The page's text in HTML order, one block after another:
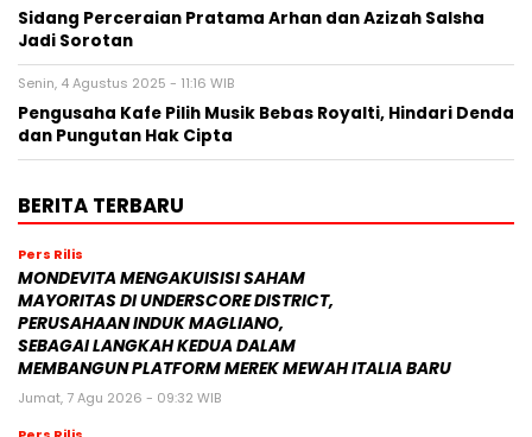
Sidang Perceraian Pratama Arhan dan Azizah Salsha
Jadi Sorotan
Senin, 4 Agustus 2025 - 11:16 WIB
Pengusaha Kafe Pilih Musik Bebas Royalti, Hindari Denda
dan Pungutan Hak Cipta
BERITA TERBARU
Pers Rilis
MONDEVITA MENGAKUISISI SAHAM
MAYORITAS DI UNDERSCORE DISTRICT,
PERUSAHAAN INDUK MAGLIANO,
SEBAGAI LANGKAH KEDUA DALAM
MEMBANGUN PLATFORM MEREK MEWAH ITALIA BARU
Jumat, 7 Agu 2026 - 09:32 WIB